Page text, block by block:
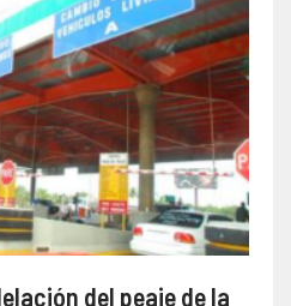
del peaje de la